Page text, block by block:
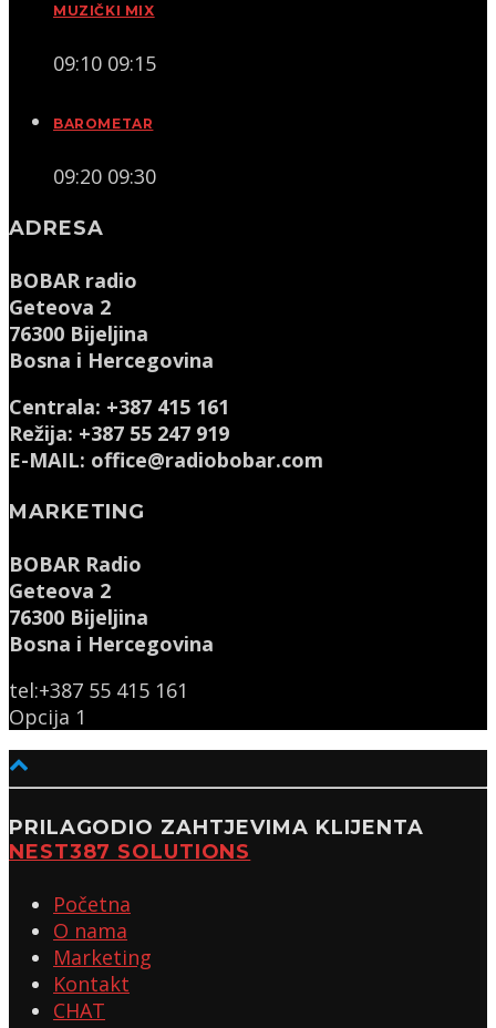
MUZIČKI MIX
09:10 09:15
BAROMETAR
09:20 09:30
ADRESA
BOBAR radio
Geteova 2
76300 Bijeljina
Bosna i Hercegovina
Centrala: +387 415 161
Režija: +387 55 247 919
E-MAIL: office@radiobobar.com
MARKETING
BOBAR Radio
Geteova 2
76300 Bijeljina
Bosna i Hercegovina
tel:+387 55 415 161
Opcija 1
PRILAGODIO ZAHTJEVIMA KLIJENTA
NEST387 SOLUTIONS
Početna
O nama
Marketing
Kontakt
CHAT